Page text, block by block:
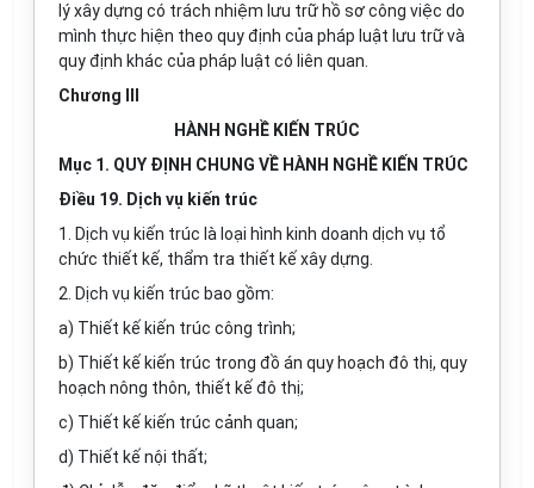
lý xây dựng có trách nhiệm lưu trữ hồ sơ công việc do
mình thực hiện theo quy định của pháp luật lưu trữ và
quy định khác của pháp luật có liên quan.
Chương III
HÀNH NGHỀ KIẾN TRÚC
Mục 1. QUY ĐỊNH CHUNG VỀ HÀNH NGHỀ KIẾN TRÚC
Điều 19. Dịch vụ kiến trúc
1. Dịch vụ kiến trúc là loại hình kinh doanh dịch vụ tổ
chức thiết kế, thẩm tra thiết kế xây dựng.
2. Dịch vụ kiến trúc bao gồm:
a) Thiết kế kiến trúc công trình;
b) Thiết kế kiến trúc trong đồ án quy hoạch đô thị, quy
hoạch nông thôn, thiết kế đô thị;
c) Thiết kế kiến trúc cảnh quan;
d) Thiết kế nội thất;